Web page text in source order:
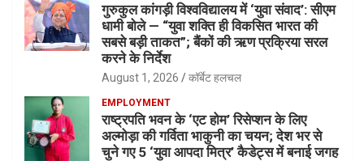
गुरुकुल कांगड़ी विश्वविद्यालय में ‘युवा संवाद’: सीएम
धामी बोले — “युवा शक्ति ही विकसित भारत की
सबसे बड़ी ताकत”; बैंकों की ऋण प्रक्रिया सरल
करने के निर्देश
August 1, 2026 कॉर्बेट हलचल
EMPLOYMENT
राष्ट्रपति भवन के ‘एट होम’ रिसेप्शन के लिए
अल्मोड़ा की गर्विता भाकुनी का चयन; देश भर से
चुने गए 5 ‘युवा आपदा मित्र’ कैडेट्स में बनाई जगह